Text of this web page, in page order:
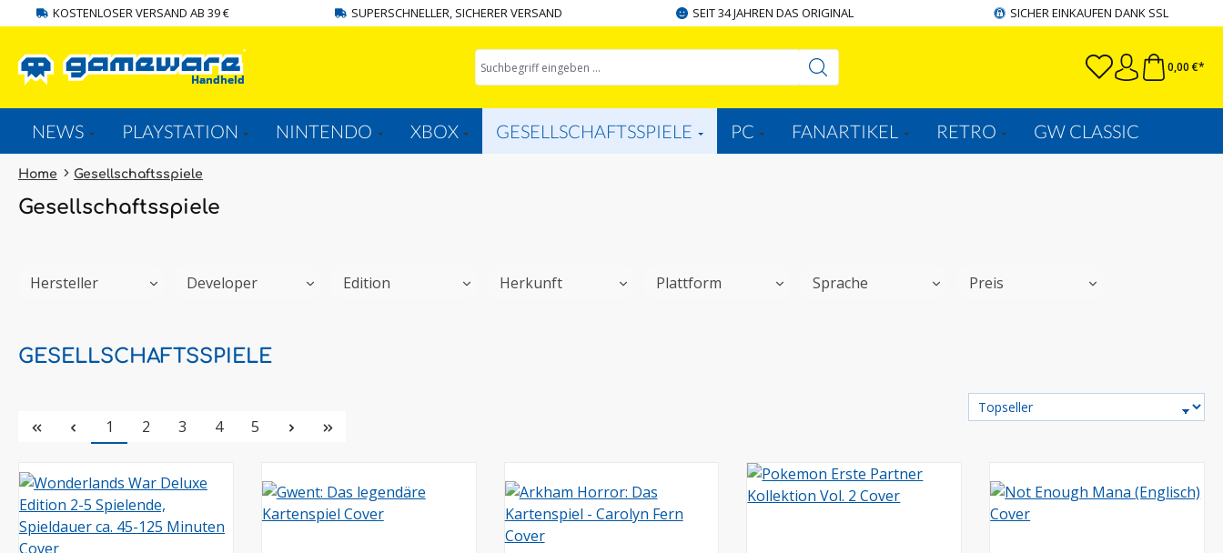
Zur Hauptnavigation springen
KOSTENLOSER VERSAND AB 39 € SUPERSCHNELLER, SICHERER VERSAND SEIT 34 JAHREN DAS ORIGINAL SICHER EINKAUFEN DANK SSL
0,00 €*
NEWS PLAYSTATION NINTENDO XBOX GESELLSCHAFTSSPIELE PC FANARTIKEL RETRO GW CLASSIC
Home Gesellschaftsspiele
Gesellschaftsspiele
Hersteller Developer Edition Herkunft Plattform Sprache Preis
GESELLSCHAFTSSPIELE
Seite
1 Seite
2 Seite
3 Seite
4 Seite
5